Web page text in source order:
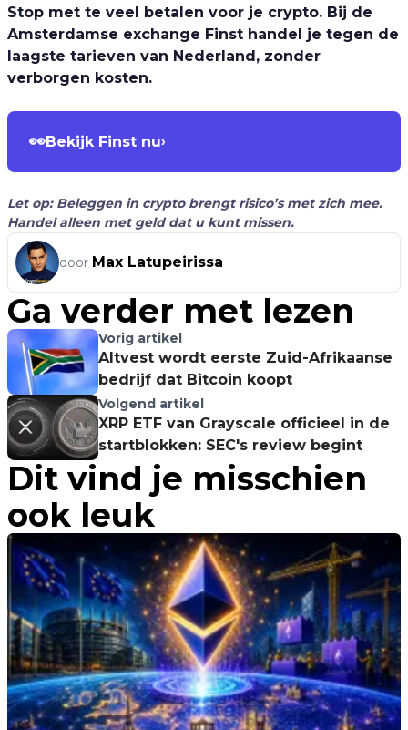
Stop met te veel betalen voor je crypto. Bij de
Amsterdamse exchange Finst handel je tegen de
laagste tarieven van Nederland, zonder
verborgen kosten.
👀Bekijk Finst nu›
Let op: Beleggen in crypto brengt risico’s met zich mee.
Handel alleen met geld dat u kunt missen.
door Max Latupeirissa
Ga verder met lezen
Vorig artikel
Altvest wordt eerste Zuid-Afrikaanse
bedrijf dat Bitcoin koopt
Volgend artikel
XRP ETF van Grayscale officieel in de
startblokken: SEC's review begint
Dit vind je misschien
ook leuk